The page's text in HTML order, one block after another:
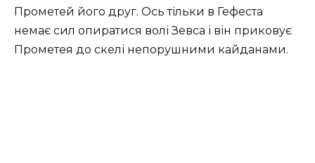
Прометей його друг. Ось тільки в Гефеста
немає сил опиратися волі Зевса і він приковує
Прометея до скелі непорушними кайданами.